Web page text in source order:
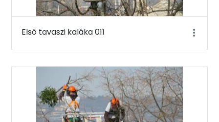
Első tavaszi kaláka 011